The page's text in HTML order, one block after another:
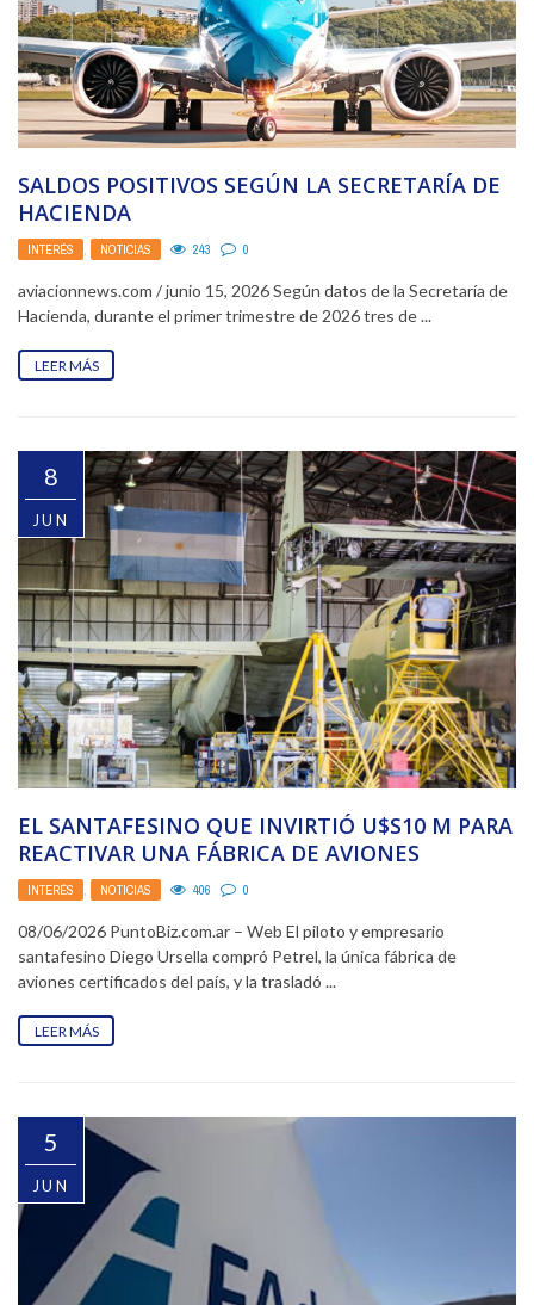
SALDOS POSITIVOS SEGÚN LA SECRETARÍA DE
HACIENDA
INTERÉS NOTICIAS 243 0
aviacionnews.com / junio 15, 2026 Según datos de la Secretaría de
Hacienda, durante el primer trimestre de 2026 tres de ...
LEER MÁS
8
JUN
EL SANTAFESINO QUE INVIRTIÓ U$S10 M PARA
REACTIVAR UNA FÁBRICA DE AVIONES
INTERÉS NOTICIAS 406 0
08/06/2026 PuntoBiz.com.ar – Web El piloto y empresario
santafesino Diego Ursella compró Petrel, la única fábrica de
aviones certificados del país, y la trasladó ...
LEER MÁS
5
JUN